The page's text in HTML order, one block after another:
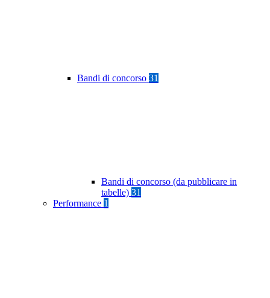
Bandi di concorso 31
Bandi di concorso (da pubblicare in
tabelle) 31
Performance 1